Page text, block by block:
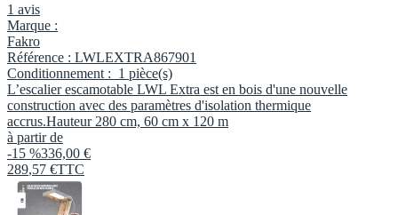
1 avis
Marque :
Fakro
Référence : LWLEXTRA867901
Conditionnement : 1 pièce(s)
L’escalier escamotable LWL Extra est en bois d'une nouvelle
construction avec des paramètres d'isolation thermique
accrus.Hauteur 280 cm, 60 cm x 120 m
à partir de
-15 %336,00 €
289,57 €TTC